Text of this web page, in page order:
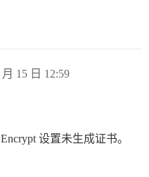
15 日 12:59
设置未生成证书。